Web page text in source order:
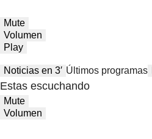
Mute
Volumen
Play
Noticias en 3′ Últimos programas
Estas escuchando
Mute
Volumen